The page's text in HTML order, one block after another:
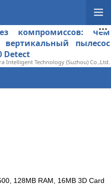
компромиссов: чем
вертикальный пылесос
Detect
Intelligent Technology (Suzhou) Co.,Ltd.
128MB RAM, 16MB 3D Card